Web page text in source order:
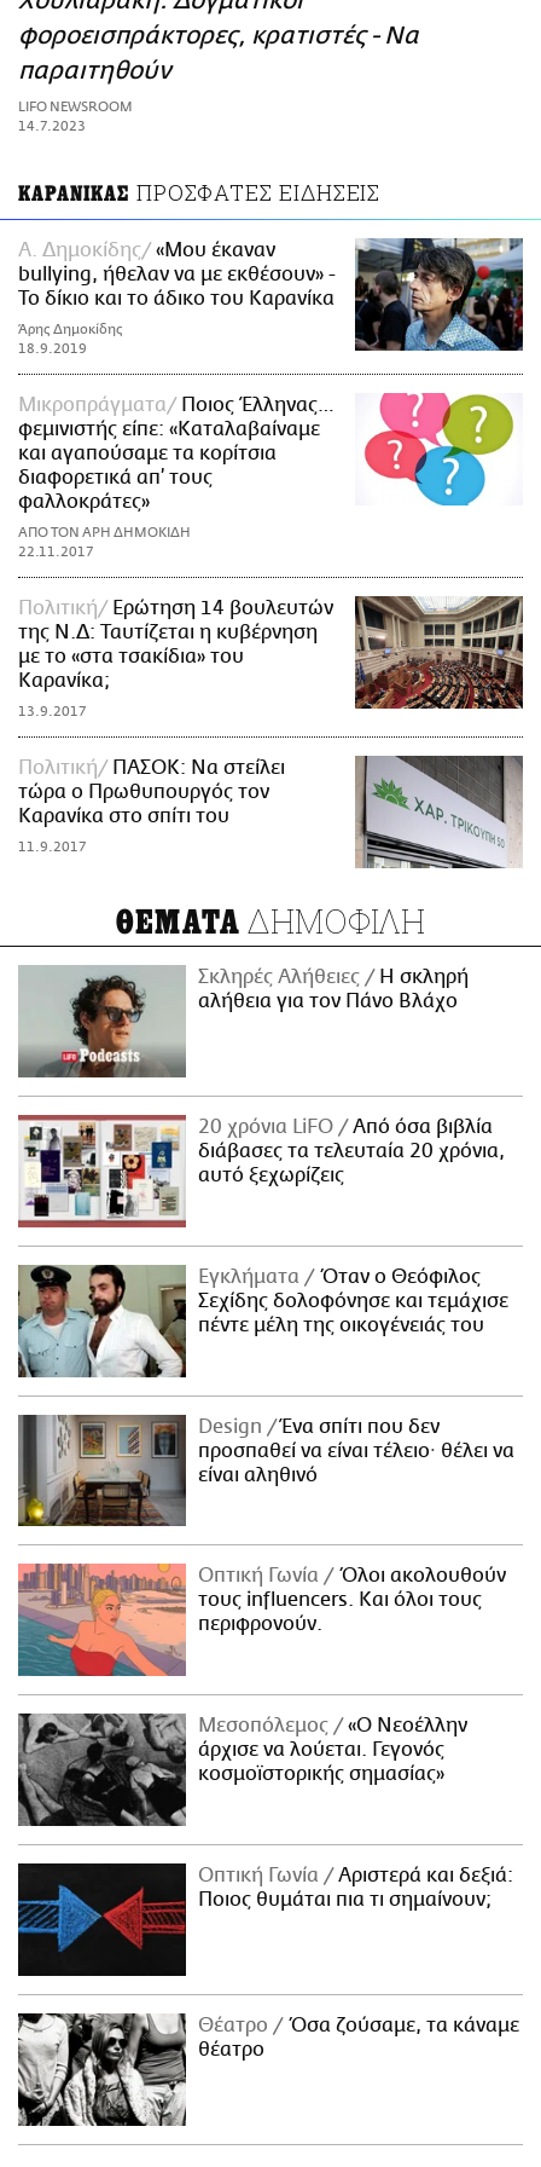
ΑΜΠΑ
PRINT
φοροεισπράκτορες, κρατιστές - Να
παραιτηθούν
LIFO NEWSROOM
14.7.2023
ΚΑΡΑΝΙΚΑΣ ΠΡΟΣΦΑΤΕΣ ΕΙΔΗΣΕΙΣ
Α. Δημοκίδης
«Μου έκαναν
bullying, ήθελαν να με εκθέσουν» -
Το δίκιο και το άδικο του Καρανίκα
Άρης Δημοκίδης
18.9.2019
Mικροπράγματα
Ποιος Έλληνας…
φεμινιστής είπε: «Καταλαβαίναμε
και αγαπούσαμε τα κορίτσια
διαφορετικά απ’ τους
φαλλοκράτες»
ΑΠΟ ΤΟΝ ΑΡΗ ΔΗΜΟΚΙΔΗ
22.11.2017
Πολιτική
Ερώτηση 14 βουλευτών
της Ν.Δ: Ταυτίζεται η κυβέρνηση
με το «στα τσακίδια» του
Καρανίκα;
13.9.2017
Πολιτική
ΠΑΣΟΚ: Να στείλει
τώρα ο Πρωθυπουργός τον
Καρανίκα στο σπίτι του
11.9.2017
ΘΕΜΑΤΑ ΔΗΜΟΦΙΛΗ
Σκληρές Αλήθειες
H σκληρή
αλήθεια για τον Πάνο Βλάχο
20 χρόνια LiFO
Από όσα βιβλία
διάβασες τα τελευταία 20 χρόνια,
αυτό ξεχωρίζεις
Εγκλήματα
Όταν ο Θεόφιλος
Σεχίδης δολοφόνησε και τεμάχισε
πέντε μέλη της οικογένειάς του
Design
Ένα σπίτι που δεν
προσπαθεί να είναι τέλειο· θέλει να
είναι αληθινό
Οπτική Γωνία
Όλοι ακολουθούν
τους influencers. Και όλοι τους
περιφρονούν.
Μεσοπόλεμος
«Ο Νεοέλλην
άρχισε να λούεται. Γεγονός
κοσμοϊστορικής σημασίας»
Οπτική Γωνία
Αριστερά και δεξιά:
Ποιος θυμάται πια τι σημαίνουν;
Θέατρο
Όσα ζούσαμε, τα κάναμε
θέατρο